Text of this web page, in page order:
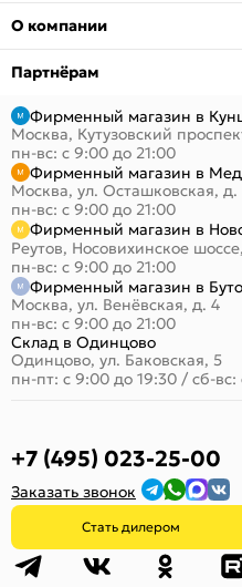
О компании
Партнёрам
Фирменный магазин в
Москва, Кутузовский
пн-вс: с 9:00 до 21:00
Фирменный магазин в
Москва, ул. Осташковская,
пн-вс: с 9:00 до 21:00
Фирменный магазин в
Реутов, Носовихинское
пн-вс: с 9:00 до 21:00
Фирменный магазин в
Москва, ул. Венёвская, д. 4
пн-вс: с 9:00 до 21:00
Склад в Одинцово
Одинцово, ул. Баковская, 5
пн-пт: с 9:00 до 19:30 / сб-
+7 (495) 023-25-00
Заказать звонок
Стать дилером